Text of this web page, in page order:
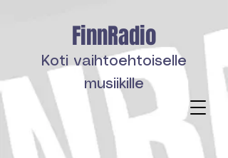
FinnRadio
Koti vaihtoehtoiselle
musiikille